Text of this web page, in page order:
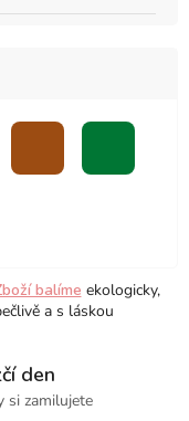
balíme ekologicky,
a s láskou
den
si zamilujete